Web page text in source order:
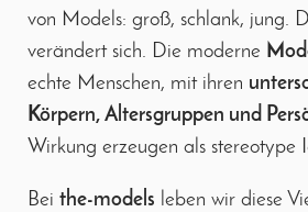
von Models: groß, schlank, jung.
verändert sich. Die moderne
echte Menschen, mit ihren
Körpern, Altersgruppen und
Wirkung erzeugen als stereotype
Bei the-models leben wir diese